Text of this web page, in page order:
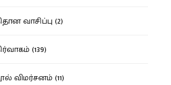
வாசிப்பு (2)
(139)
விமர்சனம் (11)